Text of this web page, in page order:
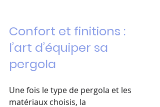
Confort et finitions :
l’art d’équiper sa
pergola
Une fois le type de pergola et les
matériaux choisis, la